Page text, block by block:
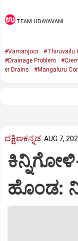
TEAM UDAYAVANI
#Vamanjoor #Thiruvailu
#Drainage Problem
er Drains
#Mangaluru
ದಕ್ಷಿಣಕನ್ನಡ AUG 7,
ಹೊಂಡ: